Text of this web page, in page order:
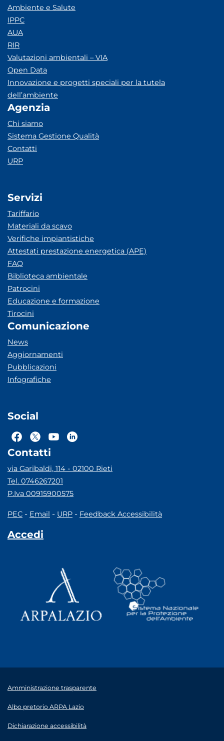
Ambiente e Salute
IPPC
AUA
RIR
Valutazioni ambientali – VIA
Open Data
Innovazione e progetti speciali per la tutela
dell’ambiente
Agenzia
Chi siamo
Sistema Gestione Qualità
Contatti
URP
Servizi
Tariffario
Materiali da scavo
Verifiche impiantistiche
Attestati prestazione energetica (APE)
FAQ
Biblioteca ambientale
Patrocini
Educazione e formazione
Tirocini
Comunicazione
News
Aggiornamenti
Pubblicazioni
Infografiche
Social
Contatti
via Garibaldi, 114 - 02100 Rieti
Tel. 0746267201
P.Iva 00915900575
PEC - Email - URP - Feedback Accessibilità
Accedi
Amministrazione trasparente
Albo pretorio ARPA Lazio
Dichiarazione accessibilità